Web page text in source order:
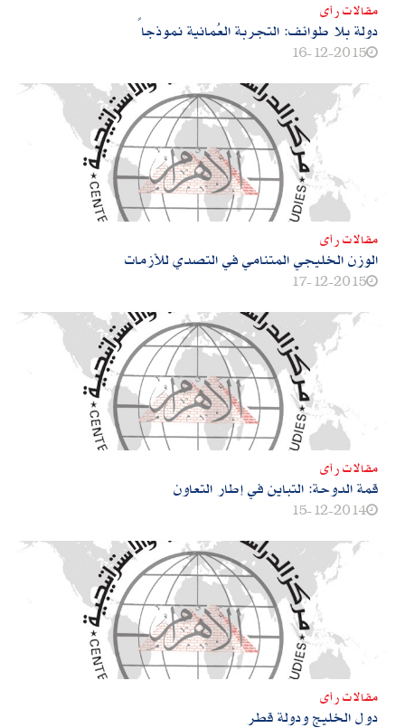
مقالات رأى
دولة بلا طوائف: التجربة العُمانية نموذجاً
16-12-2015
مقالات رأى
الوزن الخليجي المتنامي في التصدي للأزمات
17-12-2015
مقالات رأى
قمة الدوحة: التباين في إطار التعاون
15-12-2014
مقالات رأى
دول الخليج ودولة قطر